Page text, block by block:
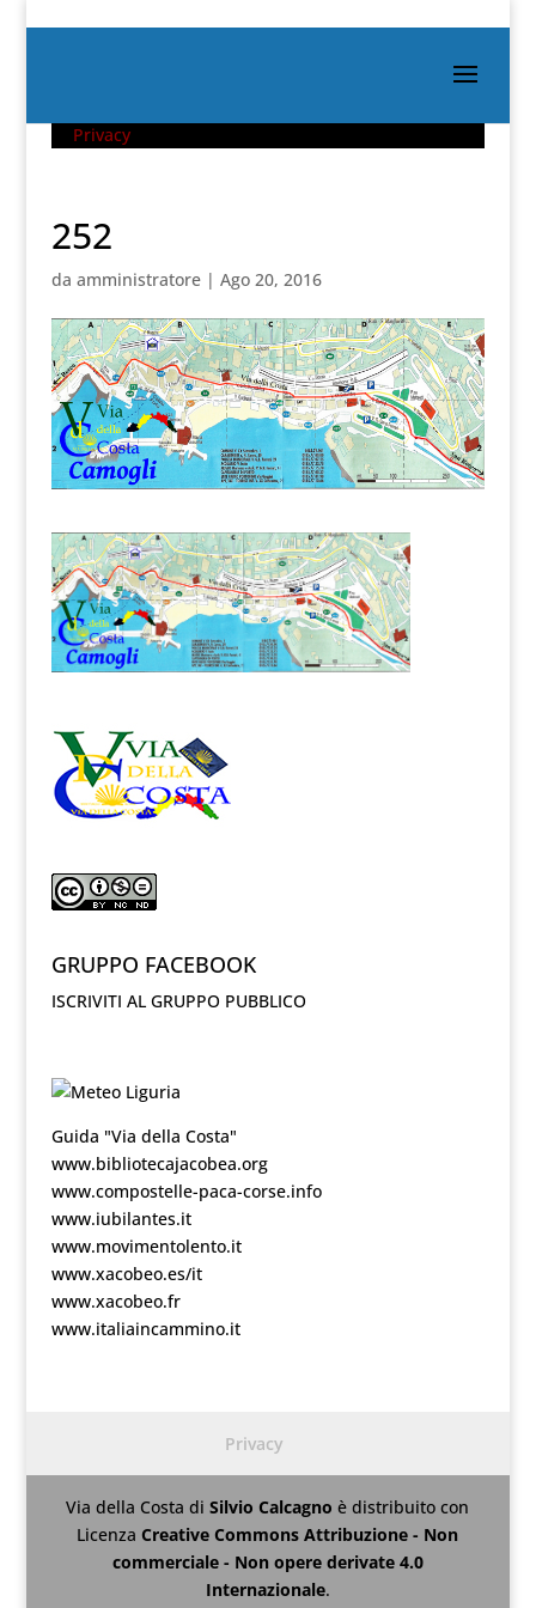
Privacy
252
da amministratore| Ago 20, 2016
GRUPPO FACEBOOK
ISCRIVITI AL GRUPPO PUBBLICO
Guida "Via della Costa"
www.bibliotecajacobea.org
www.compostelle-paca-corse.info
www.iubilantes.it
www.movimentolento.it
www.xacobeo.es/it
www.xacobeo.fr
www.italiaincammino.it
Privacy
Via della Costa diSilvio Calcagnoè distribuito con
LicenzaCreative Commons Attribuzione - Non
commerciale - Non opere derivate 4.0
Internazionale.